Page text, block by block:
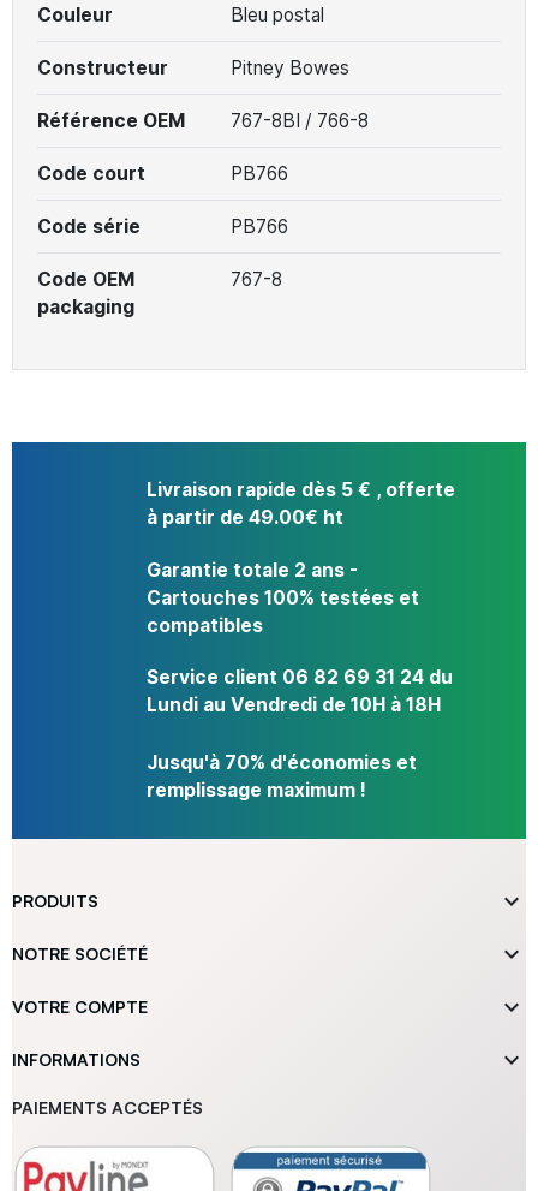
Couleur Bleu postal
Constructeur Pitney Bowes
Référence OEM 767-8BI / 766-8
Code court PB766
Code série PB766
Code OEM
packaging
767-8
Livraison rapide dès 5 € , offerte
à partir de 49.00€ ht
Garantie totale 2 ans -
Cartouches 100% testées et
compatibles
Service client 06 82 69 31 24 du
Lundi au Vendredi de 10H à 18H
Jusqu'à 70% d'économies et
remplissage maximum !
PRODUITS 
NOTRE SOCIÉTÉ 
VOTRE COMPTE 
INFORMATIONS 
PAIEMENTS ACCEPTÉS